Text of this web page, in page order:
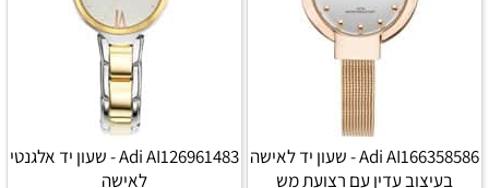
Adi AI166358586 - שעון יד לאישה
בעיצוב עדין עם רצועת מש
Adi AI126961483 - שעון יד אלגנטי
לאישה